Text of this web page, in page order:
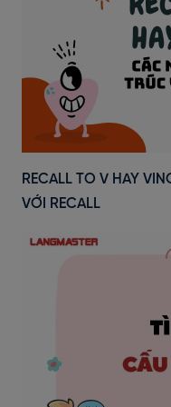
RECALL TO V HAY
VỚI RECALL